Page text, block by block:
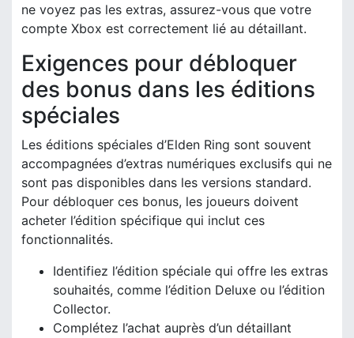
ne voyez pas les extras, assurez-vous que votre
compte Xbox est correctement lié au détaillant.
Exigences pour débloquer
des bonus dans les éditions
spéciales
Les éditions spéciales d’Elden Ring sont souvent
accompagnées d’extras numériques exclusifs qui ne
sont pas disponibles dans les versions standard.
Pour débloquer ces bonus, les joueurs doivent
acheter l’édition spécifique qui inclut ces
fonctionnalités.
Identifiez l’édition spéciale qui offre les extras
souhaités, comme l’édition Deluxe ou l’édition
Collector.
Complétez l’achat auprès d’un détaillant